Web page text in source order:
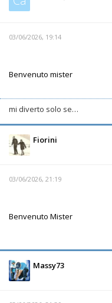
03/06/2026, 19:14
Benvenuto mister
mi diverto solo se…
Fiorini
03/06/2026, 21:19
Benvenuto Mister
Massy73